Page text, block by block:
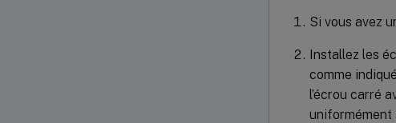
Si vous avez
Installez les
comme
l’écrou carré
uniformément